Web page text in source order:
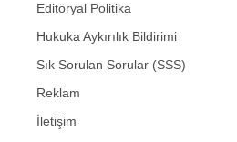
Editöryal Politika
Hukuka Aykırılık Bildirimi
Sık Sorulan Sorular (SSS)
Reklam
İletişim